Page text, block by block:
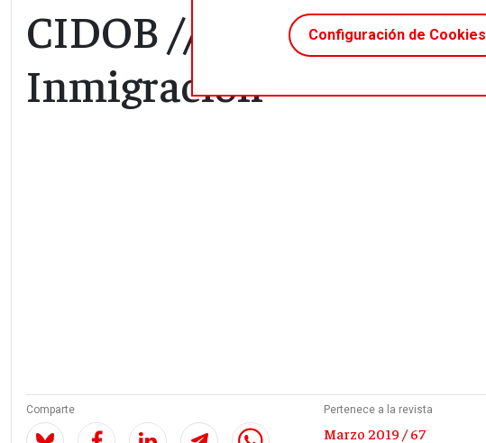
Configuración de Cookies
CIDOB // Anuario de la
Inmigración
Comparte Pertenece a la revista
Marzo 2019 / 67